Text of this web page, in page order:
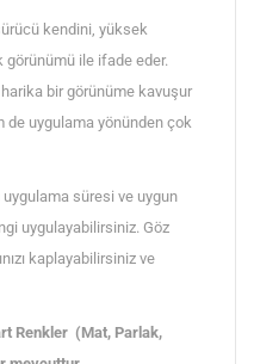
kendini, yüksek
görünümü ile ifade eder.
bir görünüme kavuşur
de uygulama yönünden çok
uygulama süresi ve uygun
uygulayabilirsiniz. Göz
kaplayabilirsiniz ve
Renkler (Mat, Parlak,